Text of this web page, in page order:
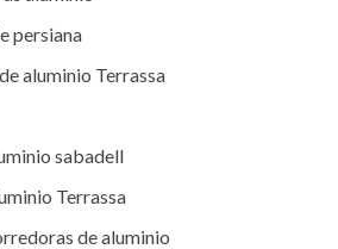
persiana
aluminio Terrassa
sabadell
Terrassa
de aluminio